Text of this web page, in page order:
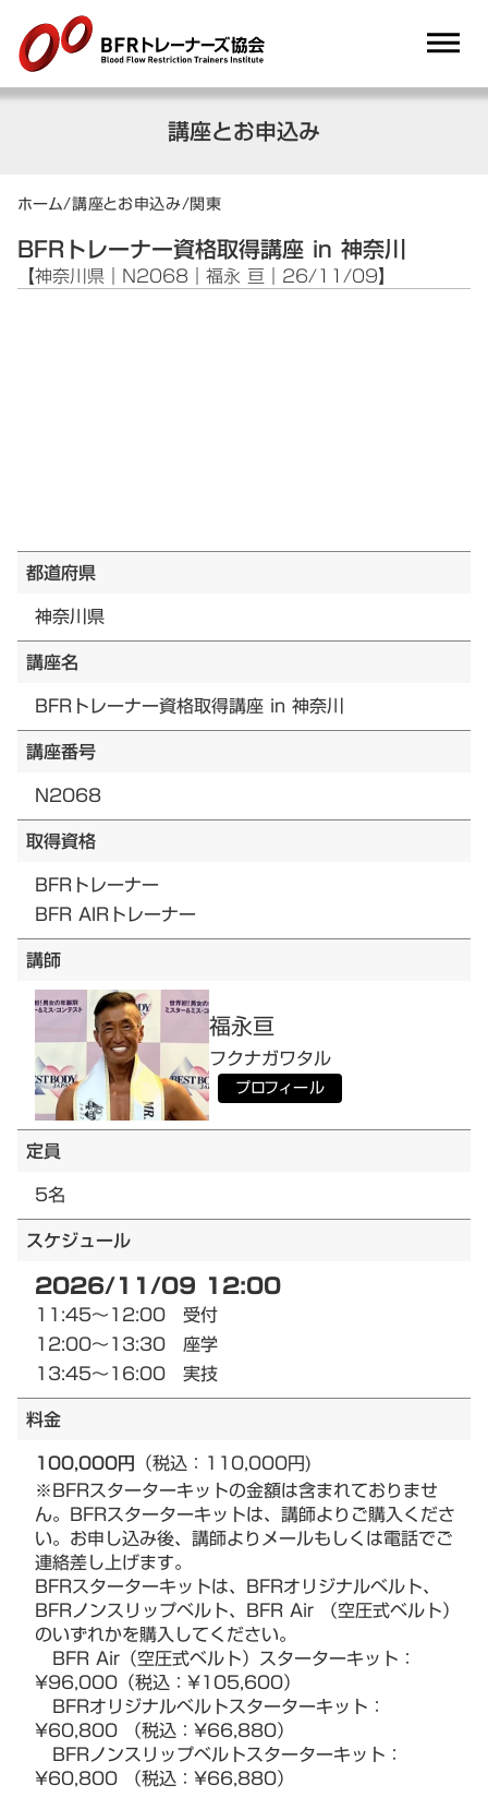
講座とお申込み
ホーム/講座とお申込み/関東
BFRトレーナー資格取得講座 in 神奈川
【神奈川県｜N2068｜福永 亘｜26/11/09】
都道府県
神奈川県
講座名
BFRトレーナー資格取得講座 in 神奈川
講座番号
N2068
取得資格
BFRトレーナー
BFR AIRトレーナー
講師
福永亘
フクナガワタル
プロフィール
定員
5名
スケジュール
2026/11/09 12:00
11:45～12:00 受付
12:00～13:30 座学
13:45～16:00 実技
料金
100,000円 （税込：110,000円)
※BFRスターターキットの金額は含まれておりませ
ん。BFRスターターキットは、講師よりご購入くださ
い。お申し込み後、講師よりメールもしくは電話でご
連絡差し上げます。
BFRスターターキットは、BFRオリジナルベルト、
BFRノンスリップベルト、BFR Air （空圧式ベルト）
のいずれかを購入してください。
BFR Air（空圧式ベルト）スターターキット：
¥96,000（税込：¥105,600）
BFRオリジナルベルトスターターキット：
¥60,800 （税込：¥66,880）
BFRノンスリップベルトスターターキット：
¥60,800 （税込：¥66,880）
dehaze